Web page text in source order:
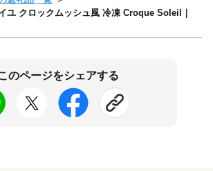
ユ クロックムッシュ風 冷凍 Croque Soleil｜
のページをシェアする